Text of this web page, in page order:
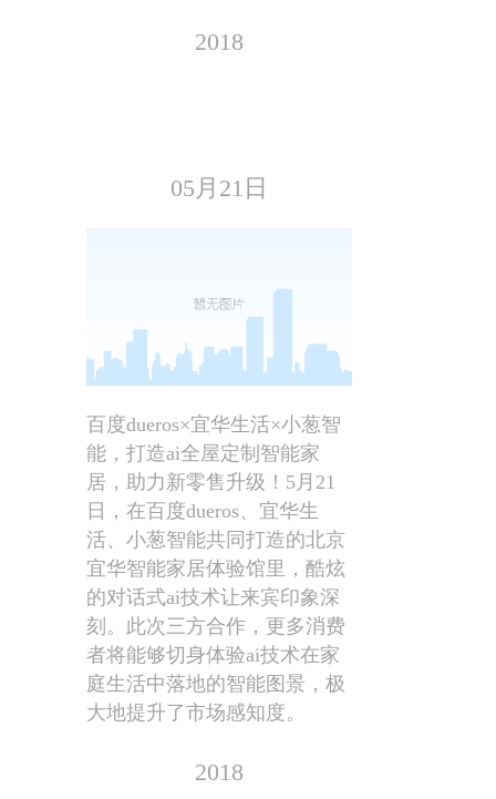
2018
05月21日
百度dueros×宜华生活×小葱智
能，打造ai全屋定制智能家
居，助力新零售升级！5月21
日，在百度dueros、宜华生
活、小葱智能共同打造的北京
宜华智能家居体验馆里，酷炫
的对话式ai技术让来宾印象深
刻。此次三方合作，更多消费
者将能够切身体验ai技术在家
庭生活中落地的智能图景，极
大地提升了市场感知度。
2018